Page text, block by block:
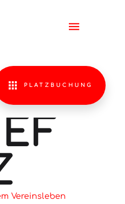
PLATZBUCHUNG
Vereinsleben